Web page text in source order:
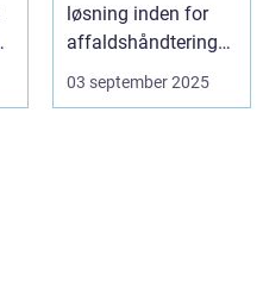
løsning inden for
affaldshåndtering
og genanve...
03 september 2025